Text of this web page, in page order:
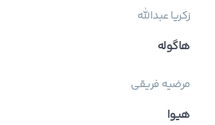
زکریا عبدالله
هاگوله
مرضیه فریقی
هیوا